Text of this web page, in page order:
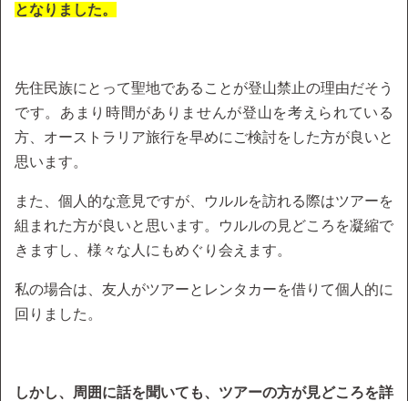
となりました。
先住民族にとって聖地であることが登山禁止の理由だそう
です。あまり時間がありませんが登山を考えられている
方、オーストラリア旅行を早めにご検討をした方が良いと
思います。
また、個人的な意見ですが、ウルルを訪れる際はツアーを
組まれた方が良いと思います。ウルルの見どころを凝縮で
きますし、様々な人にもめぐり会えます。
私の場合は、友人がツアーとレンタカーを借りて個人的に
回りました。
しかし、周囲に話を聞いても、ツアーの方が見どころを詳